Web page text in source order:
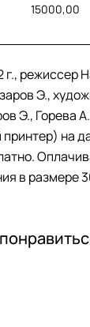
15000,00
режиссер
Э.,
Э., Горева
на
в размере